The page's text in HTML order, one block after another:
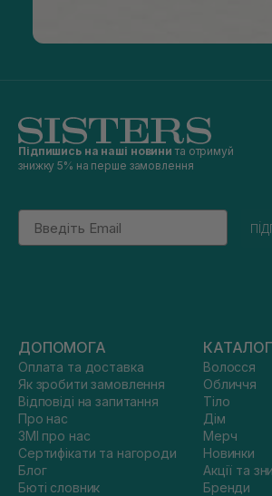
Підпишись на наші новини та отримуй
знижку 5% на перше замовлення
Email
ДОПОМОГА
Оплата та доставка
Як зробити замовлення
Відповіді на запитання
Про нас
ЗМІ про нас
Сертифікати та нагороди
Блог
Бюті словник
КАТАЛОГ
Волосся
Обличчя
Тіло
Дім
Мерч
Новинки
Акції та
Бренди